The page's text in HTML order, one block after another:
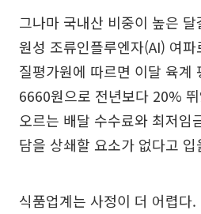
그나마 국내산 비중이 높은 달
원성 조류인플루엔자(AI) 여
질평가원에 따르면 이달 육계
6660원으로 전년보다 20%
오르는 배달 수수료와 최저임
담을 상쇄할 요소가 없다고 입
식품업계는 사정이 더 어렵다